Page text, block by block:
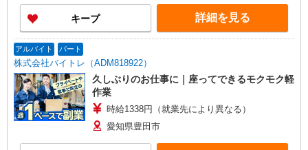
キープ 詳細を見る
アルバイト パート
株式会社バイトレ（ADM818922）
久しぶりのお仕事に｜座ってできるモクモク軽
作業
時給1338円（就業先により異なる）
愛知県豊田市